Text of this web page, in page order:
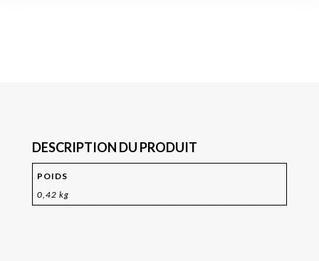
DESCRIPTION DU PRODUIT
POIDS
0,42 kg